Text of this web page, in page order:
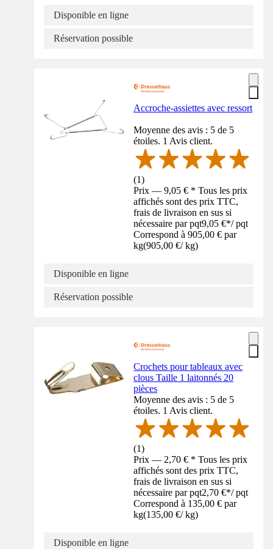
Disponible en ligne
Réservation possible
Accroche-assiettes avec ressort
Moyenne des avis : 5 de 5
étoiles. 1 Avis client.
(1)
Prix — 9,05 € * Tous les prix
affichés sont des prix TTC,
frais de livraison en sus si
nécessaire par pqt9,05 €*/ pqt
Correspond à 905,00 € par
kg(905,00 €/ kg)
Disponible en ligne
Réservation possible
Crochets pour tableaux avec
clous Taille 1 laitonnés 20
pièces
Moyenne des avis : 5 de 5
étoiles. 1 Avis client.
(1)
Prix — 2,70 € * Tous les prix
affichés sont des prix TTC,
frais de livraison en sus si
nécessaire par pqt2,70 €*/ pqt
Correspond à 135,00 € par
kg(135,00 €/ kg)
Disponible en ligne